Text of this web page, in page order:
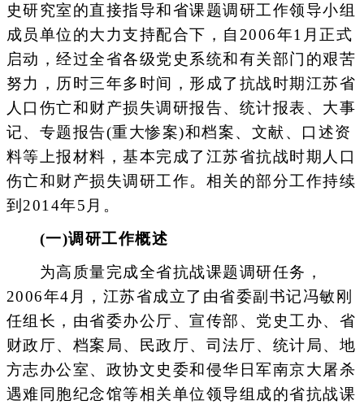
史研究室的直接指导和省课题调研工作领导小组
成员单位的大力支持配合下，自2006年1月正式
启动，经过全省各级党史系统和有关部门的艰苦
努力，历时三年多时间，形成了抗战时期江苏省
人口伤亡和财产损失调研报告、统计报表、大事
记、专题报告(重大惨案)和档案、文献、口述资
料等上报材料，基本完成了江苏省抗战时期人口
伤亡和财产损失调研工作。相关的部分工作持续
到2014年5月。
(一)调研工作概述
为高质量完成全省抗战课题调研任务，
2006年4月，江苏省成立了由省委副书记冯敏刚
任组长，由省委办公厅、宣传部、党史工办、省
财政厅、档案局、民政厅、司法厅、统计局、地
方志办公室、政协文史委和侵华日军南京大屠杀
遇难同胞纪念馆等相关单位领导组成的省抗战课